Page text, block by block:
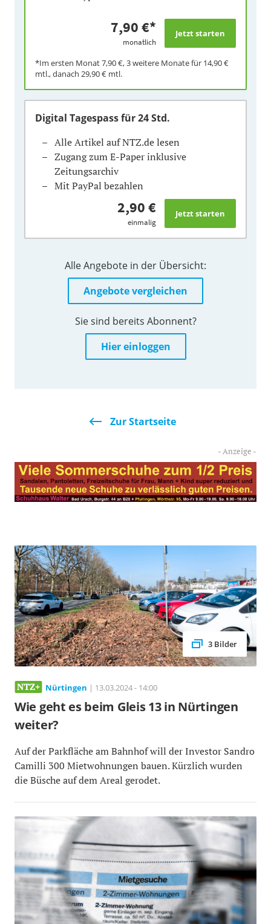
7,90 €*
monatlich
*Im ersten Monat7,90 €, 3 weitere Monate für 14,90 €
mtl., danach 29,90 € mtl.
Digital Tagespassfür 24 Std.
Alle Artikel auf NTZ.de lesen
Zugang zum E-Paper inklusive
Zeitungsarchiv
Mit PayPal bezahlen
2,90 €
einmalig
Alle Angebote in der Übersicht:
Angebote vergleichen
Sie sind bereits Abonnent?
Hier einloggen
Zur Startseite
3 Bilder
Nürtingen | 13.03.2024 - 14:00
Wie geht es beim Gleis 13 in Nürtingen
weiter?
Auf der Parkfläche am Bahnhof will der Investor Sandro
Camilli 300 Mietwohnungen bauen. Kürzlich wurden
die Büsche auf dem Areal gerodet.